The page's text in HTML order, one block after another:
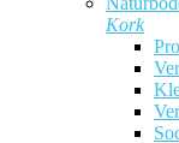
Kork